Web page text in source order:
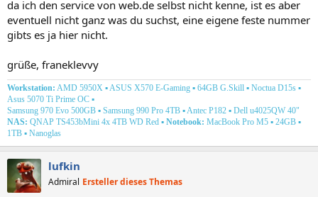
da ich den service von web.de selbst nicht kenne, ist es aber
eventuell nicht ganz was du suchst, eine eigene feste nummer
gibts es ja hier nicht.
grüße, franeklevvy
Workstation: AMD 5950X ▪ ASUS X570 E-Gaming ▪ 64GB G.Skill ▪ Noctua D15s ▪
Asus 5070 Ti Prime OC ▪
Samsung 970 Evo 500GB ▪ Samsung 990 Pro 4TB ▪ Antec P182 ▪ Dell u4025QW 40"
NAS: QNAP TS453bMini 4x 4TB WD Red ▪ Notebook: MacBook Pro M5 ▪ 24GB ▪
1TB ▪ Nanoglas
lufkin
Admiral Ersteller dieses Themas